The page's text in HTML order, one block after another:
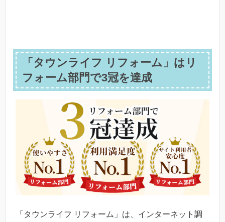
「タウンライフ リフォーム」はリ
フォーム部門で3冠を達成
「タウンライフ リフォーム」は、インターネット調